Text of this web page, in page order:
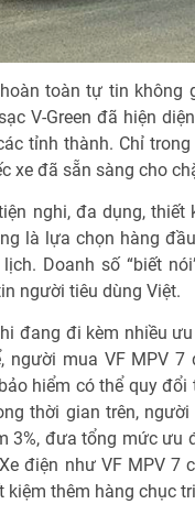
toàn tự tin không
V-Green đã hiện
tỉnh thành. Chỉ
xe đã sẵn sàng cho
nghi, đa dụng, thiết
là lựa chọn hàng
Doanh số “biết
người tiêu dùng Việt.
đang đi kèm nhiều
người mua VF MPV 7
hiểm có thể quy
thời gian trên,
3%, đưa tổng mức ưu
điện như VF MPV 7
thêm hàng chục